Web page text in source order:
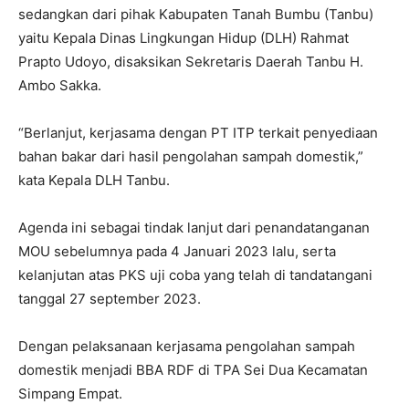
sedangkan dari pihak Kabupaten Tanah Bumbu (Tanbu)
yaitu Kepala Dinas Lingkungan Hidup (DLH) Rahmat
Prapto Udoyo, disaksikan Sekretaris Daerah Tanbu H.
Ambo Sakka.
“Berlanjut, kerjasama dengan PT ITP terkait penyediaan
bahan bakar dari hasil pengolahan sampah domestik,”
kata Kepala DLH Tanbu.
Agenda ini sebagai tindak lanjut dari penandatanganan
MOU sebelumnya pada 4 Januari 2023 lalu, serta
kelanjutan atas PKS uji coba yang telah di tandatangani
tanggal 27 september 2023.
Dengan pelaksanaan kerjasama pengolahan sampah
domestik menjadi BBA RDF di TPA Sei Dua Kecamatan
Simpang Empat.